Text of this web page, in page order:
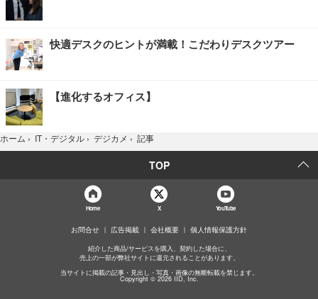
快適デスクのヒントが満載！こだわりデスクツアー
【進化するオフィス】
ホーム › IT・デジタル › デジカメ › 記事
TOP
Home X YouTube
お問合せ 広告掲載 会社概要 個人情報保護方針
紹介した商品/サービスを購入、契約した場合に、
売上の一部が弊社サイトに還元されることがあります。
当サイトに掲載の記事・見出し・写真・画像の無断転載を禁じます。
Copyright © 2026 IID, Inc.